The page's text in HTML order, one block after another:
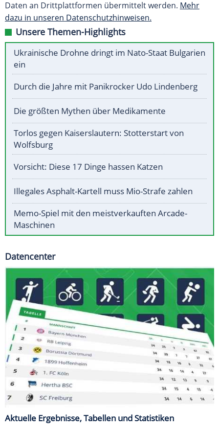
Daten an Drittplattformen übermittelt werden. Mehr
dazu in unseren Datenschutzhinweisen.
Unsere Themen-Highlights
Ukrainische Drohne dringt im Nato-Staat Bulgarien
ein
Durch die Jahre mit Panikrocker Udo Lindenberg
Die größten Mythen über Medikamente
Torlos gegen Kaiserslautern: Stotterstart von
Wolfsburg
Vorsicht: Diese 17 Dinge hassen Katzen
Illegales Asphalt-Kartell muss Mio-Strafe zahlen
Memo-Spiel mit den meistverkauften Arcade-
Maschinen
Datencenter
Aktuelle Ergebnisse, Tabellen und Statistiken